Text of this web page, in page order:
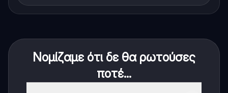
Νομίζαμε ότι δε θα ρωτούσες
ποτέ...